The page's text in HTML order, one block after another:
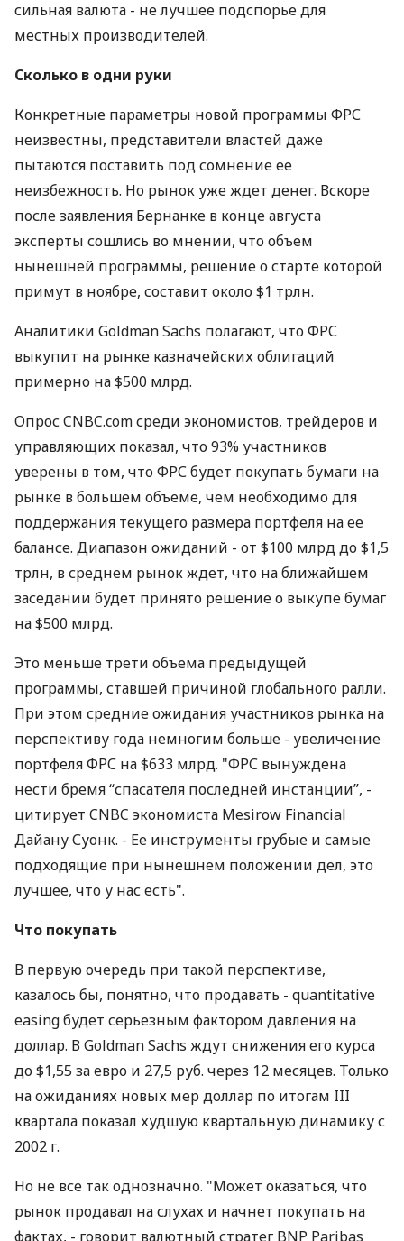
сильная валюта - не лучшее подспорье для
местных производителей.
Сколько в одни руки
Конкретные параметры новой программы ФРС
неизвестны, представители властей даже
пытаются поставить под сомнение ее
неизбежность. Но рынок уже ждет денег. Вскоре
после заявления Бернанке в конце августа
эксперты сошлись во мнении, что объем
нынешней программы, решение о старте которой
примут в ноябре, составит около $1 трлн.
Аналитики Goldman Sachs полагают, что ФРС
выкупит на рынке казначейских облигаций
примерно на $500 млрд.
Опрос CNBC.com среди экономистов, трейдеров и
управляющих показал, что 93% участников
уверены в том, что ФРС будет покупать бумаги на
рынке в большем объеме, чем необходимо для
поддержания текущего размера портфеля на ее
балансе. Диапазон ожиданий - от $100 млрд до $1,5
трлн, в среднем рынок ждет, что на ближайшем
заседании будет принято решение о выкупе бумаг
на $500 млрд.
Это меньше трети объема предыдущей
программы, ставшей причиной глобального ралли.
При этом средние ожидания участников рынка на
перспективу года немногим больше - увеличение
портфеля ФРС на $633 млрд. "ФРС вынуждена
нести бремя “спасателя последней инстанции”, -
цитирует CNBC экономиста Mesirow Financial
Дайану Суонк. - Ее инструменты грубые и самые
подходящие при нынешнем положении дел, это
лучшее, что у нас есть".
Что покупать
В первую очередь при такой перспективе,
казалось бы, понятно, что продавать - quantitative
easing будет серьезным фактором давления на
доллар. В Goldman Sachs ждут снижения его курса
до $1,55 за евро и 27,5 руб. через 12 месяцев. Только
на ожиданиях новых мер доллар по итогам III
квартала показал худшую квартальную динамику с
2002 г.
Но не все так однозначно. "Может оказаться, что
рынок продавал на слухах и начнет покупать на
фактах, - говорит валютный стратег BNP Paribas